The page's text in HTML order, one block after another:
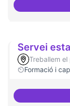
Servei
Treballem
Formació i